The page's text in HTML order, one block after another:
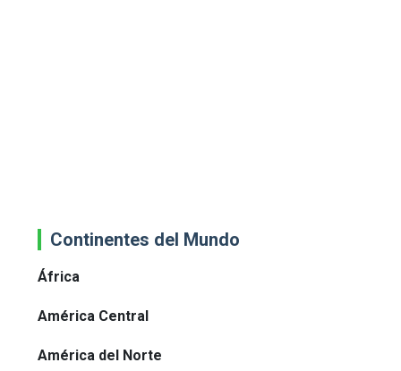
Continentes del Mundo
África
América Central
América del Norte